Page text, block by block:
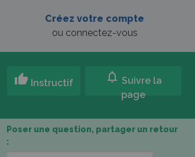
Créez votre compte
ou connectez-vous
thumb_up Instructif notifications Suivre la
page
Poser une question, partager un retour
: